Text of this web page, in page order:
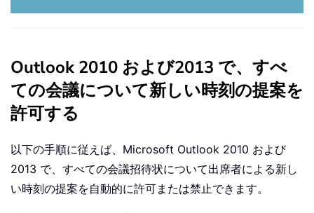
Outlook 2010 および2013 で、すべ
ての会議について新しい時刻の提案を
許可する
以下の手順に従えば、Microsoft Outlook 2010 および
2013 で、すべての会議招待状について出席者による新し
い時刻の提案を自動的に許可または禁止できます。